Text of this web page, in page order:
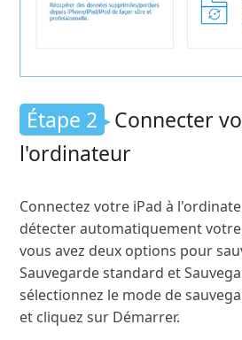
Étape 2
Connecter
l'ordinateur
Connectez votre iPad à
détecter automatiquement
vous avez deux options pour
Sauvegarde standard et
sélectionnez le mode de
et cliquez sur Démarrer.